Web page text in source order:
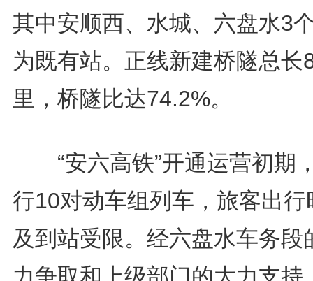
其中安顺西、水城、六盘水3
为既有站。正线新建桥隧总长
里，桥隧比达74.2%。
“安六高铁”开通运营初期
行10对动车组列车，旅客出行
及到站受限。经六盘水车务段